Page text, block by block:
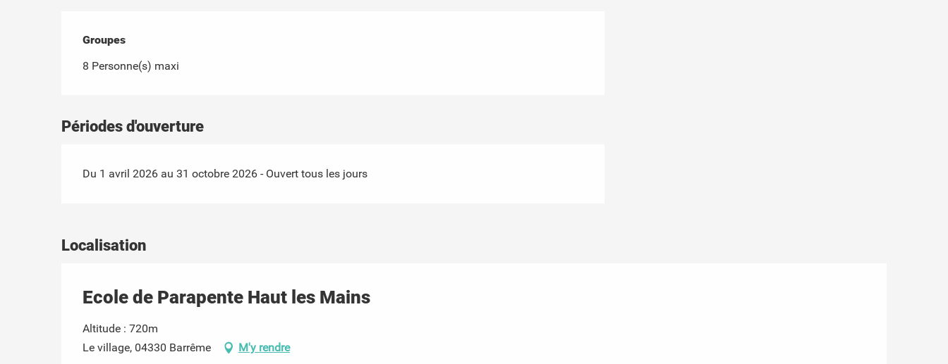
Groupes
Groupes
8 Personne(s) maxi
Périodes d'ouverture
Du 1 avril 2026 au 31 octobre 2026 - Ouvert tous les jours
Localisation
Ecole de Parapente Haut les Mains
Altitude : 720m
Le village, 04330 Barrême
M'y rendre